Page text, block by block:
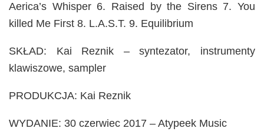
Aerica’s Whisper 6. Raised by the Sirens 7. You
killed Me First 8. L.A.S.T. 9. Equilibrium
SKŁAD: Kai Reznik – syntezator, instrumenty
klawiszowe, sampler
PRODUKCJA: Kai Reznik
WYDANIE: 30 czerwiec 2017 – Atypeek Music